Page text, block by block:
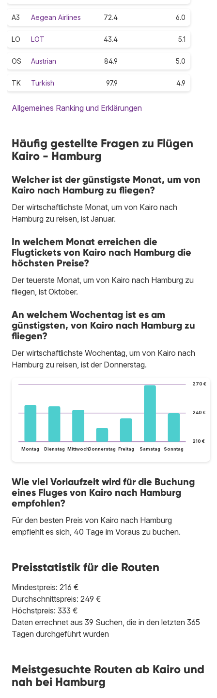
A3 Aegean Airlines 72.4 6.0
LO LOT 43.4 5.1
OS Austrian 84.9 5.0
TK Turkish 97.9 4.9
Allgemeines Ranking und Erklärungen
Häufig gestellte Fragen zu Flügen
Kairo - Hamburg
Welcher ist der günstigste Monat, um von
Kairo nach Hamburg zu fliegen?
Der wirtschaftlichste Monat, um von Kairo nach
Hamburg zu reisen, ist Januar.
In welchem Monat erreichen die
Flugtickets von Kairo nach Hamburg die
höchsten Preise?
Der teuerste Monat, um von Kairo nach Hamburg zu
fliegen, ist Oktober.
An welchem Wochentag ist es am
günstigsten, von Kairo nach Hamburg zu
fliegen?
Der wirtschaftlichste Wochentag, um von Kairo nach
Hamburg zu reisen, ist der Donnerstag.
210 €
240 €
270 €
Montag Dienstag MittwochDonnerstag Freitag Samstag Sonntag
Wie viel Vorlaufzeit wird für die Buchung
eines Fluges von Kairo nach Hamburg
empfohlen?
Für den besten Preis von Kairo nach Hamburg
empfiehlt es sich, 40 Tage im Voraus zu buchen.
Preisstatistik für die Routen
Mindestpreis: 216 €
Durchschnittspreis: 249 €
Höchstpreis: 333 €
Daten errechnet aus 39 Suchen, die in den letzten 365
Tagen durchgeführt wurden
Meistgesuchte Routen ab Kairo und
nah bei Hamburg